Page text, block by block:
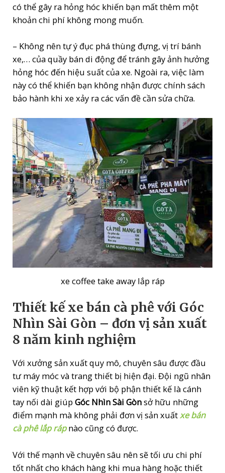
có thể gây ra hỏng hóc khiến bạn mất thêm một
khoản chi phí không mong muốn.
– Không nên tự ý đục phá thùng đựng, vị trí bánh
xe,… của quầy bán di động để tránh gây ảnh hưởng
hỏng hóc đến hiệu suất của xe. Ngoài ra, việc làm
này có thể khiến bạn không nhận được chính sách
bảo hành khi xe xảy ra các vấn đề cần sửa chữa.
xe coffee take away lắp ráp
Thiết kế xe bán cà phê với Góc
Nhìn Sài Gòn – đơn vị sản xuất
8 năm kinh nghiệm
Với xưởng sản xuất quy mô, chuyên sâu được đầu
tư máy móc và trang thiết bị hiện đại. Đội ngũ nhân
viên kỹ thuật kết hợp với bộ phận thiết kế là cánh
tay nối dài giúpGóc Nhìn Sài Gònsở hữu những
điểm mạnh mà không phải đơn vị sản xuấtxe bán
cà phê lắp rápnào cũng có được.
Với thế mạnh về chuyên sâu nên sẽ tối ưu chi phí
tốt nhất cho khách hàng khi mua hàng hoặc thiết